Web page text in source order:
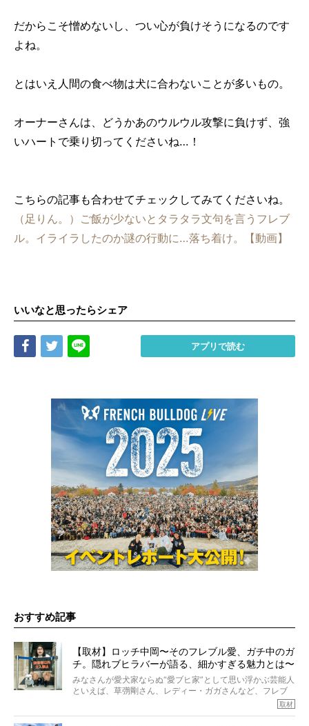
だからこそ憎めないし、つい心が負けそうになるのです
よね。
とはいえ人間の食べ物は犬に合わないことが多いもの。
オーナーさんは、どうかあのウルウル攻撃に負けず、強
いハートで乗り切ってくださいね…！
こちらの記事も合わせてチェックしてみてくださいね。
（足りん。）ご飯が少ないとタラタラ文句を言うフレブ
ル。イライラしたのか謎の行動に…落ち着け。【動画】
いいなと思ったらシェア
Share Tweet アプリで読む
おすすめ記事
【取材】ロッチ中岡〜そのフレブル愛、ガチ中のガ
チ。隠れブヒラバーが語る、細かすぎる魅力とは〜
【前編】
みなさんが愛犬家ならぬ“愛ブヒ家”として思い浮かぶ芸能人
といえば、草彅剛さん、レディー・ガガさんなど、フレブ
ルを飼っている方が多いと思います。が、ロッチ中岡さん取材